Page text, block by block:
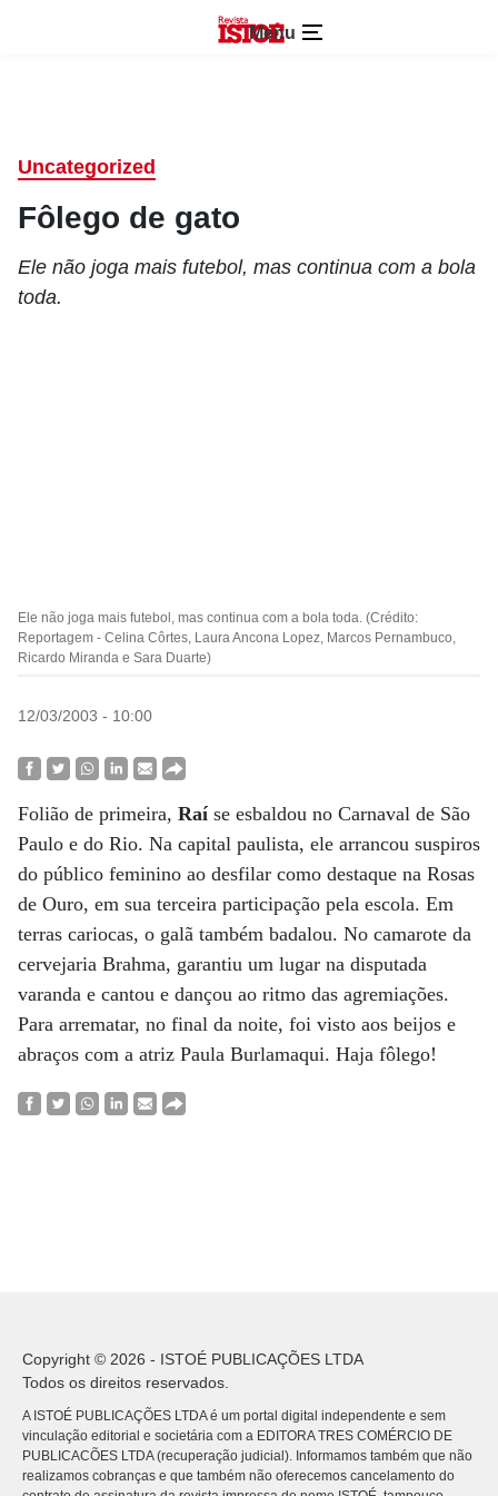
Menu
Uncategorized
Fôlego de gato
Ele não joga mais futebol, mas continua com a bola
toda.
Ele não joga mais futebol, mas continua com a bola toda. (Crédito:
Reportagem - Celina Côrtes, Laura Ancona Lopez, Marcos Pernambuco,
Ricardo Miranda e Sara Duarte)
12/03/2003 - 10:00
Folião de primeira, Raí se esbaldou no Carnaval de São
Paulo e do Rio. Na capital paulista, ele arrancou suspiros
do público feminino ao desfilar como destaque na Rosas
de Ouro, em sua terceira participação pela escola. Em
terras cariocas, o galã também badalou. No camarote da
cervejaria Brahma, garantiu um lugar na disputada
varanda e cantou e dançou ao ritmo das agremiações.
Para arrematar, no final da noite, foi visto aos beijos e
abraços com a atriz Paula Burlamaqui. Haja fôlego!
Copyright © 2026 - ISTOÉ PUBLICAÇÕES LTDA
Todos os direitos reservados.
A ISTOÉ PUBLICAÇÕES LTDA é um portal digital independente e sem
vinculação editorial e societária com a EDITORA TRES COMÉRCIO DE
PUBLICACÕES LTDA (recuperação judicial). Informamos também que não
realizamos cobranças e que também não oferecemos cancelamento do